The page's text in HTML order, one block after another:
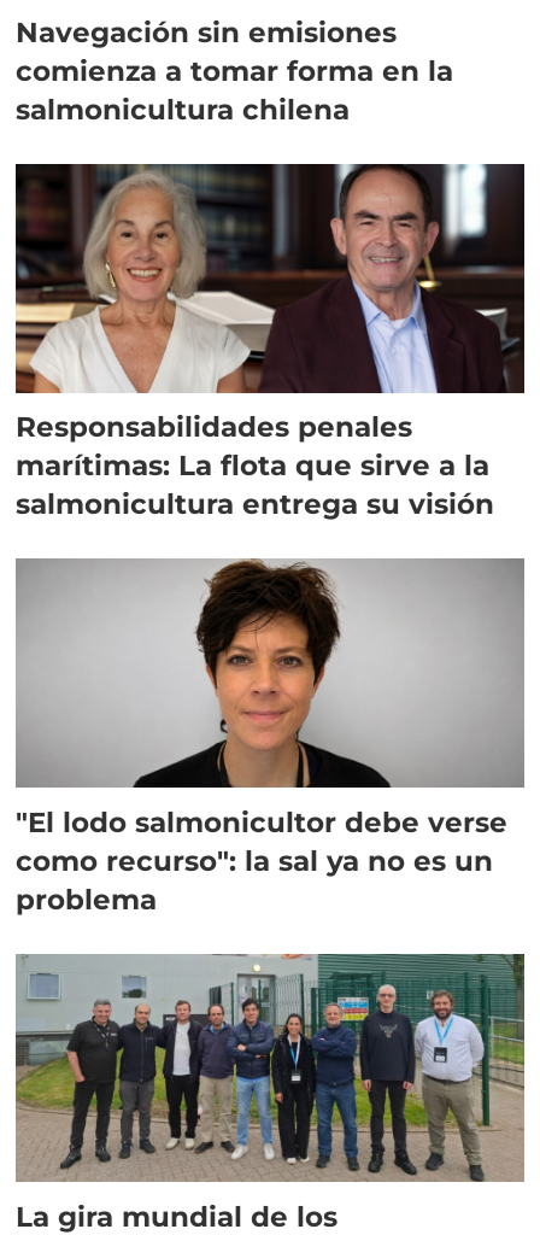
Navegación sin emisiones
comienza a tomar forma en la
salmonicultura chilena
Responsabilidades penales
marítimas: La flota que sirve a la
salmonicultura entrega su visión
"El lodo salmonicultor debe verse
como recurso": la sal ya no es un
problema
La gira mundial de los